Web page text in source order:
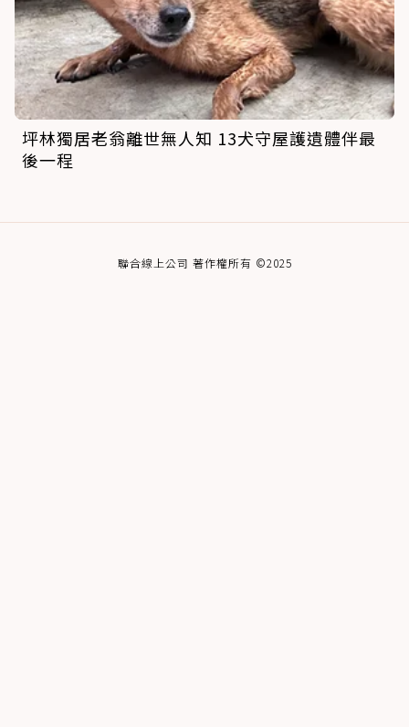
坪林獨居老翁離世無人知 13犬守屋護遺體伴最
後一程
聯合線上公司 著作權所有 ©2025